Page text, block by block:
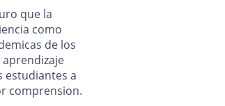
que la
como
de los
estudiantes a
comprension.